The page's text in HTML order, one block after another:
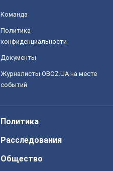
Команда
Политика
конфиденциальности
Документы
Журналисты OBOZ.UA на месте
событий
Политика
Расследования
Общество